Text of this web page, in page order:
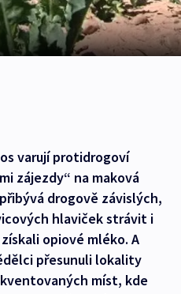
varují protidrogoví
zájezdy“ na maková
drogově závislých,
hlaviček strávit i
opiové mléko. A
přesunuli lokality
míst, kde